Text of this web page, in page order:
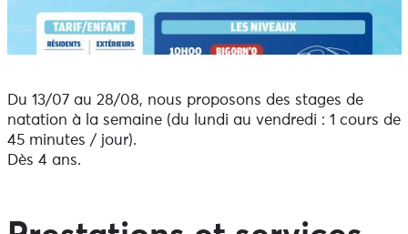
Du 13/07 au 28/08, nous proposons des stages de
natation à la semaine (du lundi au vendredi : 1 cours de
45 minutes / jour).
Dès 4 ans.